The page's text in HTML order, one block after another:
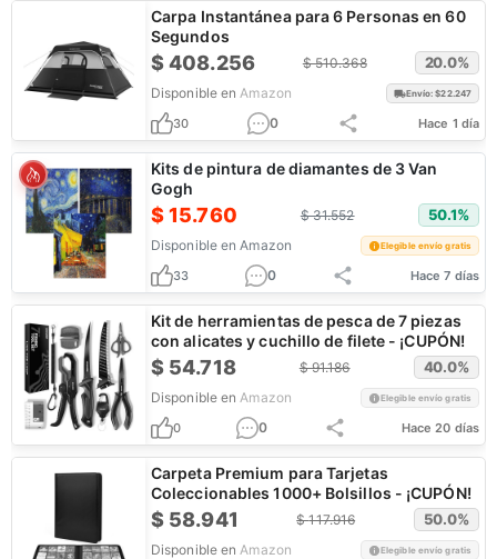
Carpa Instantánea para 6 Personas en 60
Segundos
$408.256 $510.368 20.0%
Disponible en Amazon Envío: $22.247
30 0 Hace 1 día
Kits de pintura de diamantes de 3 Van
Gogh
$15.760 $31.552 50.1%
Disponible en Amazon Elegible envío gratis
33 0 Hace 7 días
Kit de herramientas de pesca de 7 piezas
con alicates y cuchillo de filete - ¡CUPÓN!
$ 54.718 $91.186 40.0%
Disponible en Amazon Elegible envío gratis
0 0 Hace 20 días
Carpeta Premium para Tarjetas
Coleccionables 1000+ Bolsillos - ¡CUPÓN!
$ 58.941 $117.916 50.0%
Disponible en Amazon Elegible envío gratis